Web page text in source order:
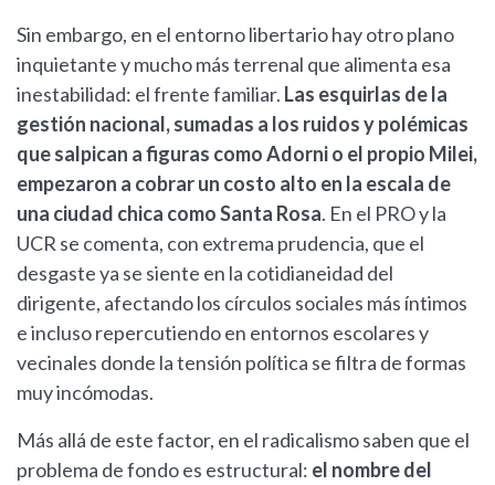
Sin embargo, en el entorno libertario hay otro plano
inquietante y mucho más terrenal que alimenta esa
inestabilidad: el frente familiar. Las esquirlas de la
gestión nacional, sumadas a los ruidos y polémicas
que salpican a figuras como Adorni o el propio Milei,
empezaron a cobrar un costo alto en la escala de
una ciudad chica como Santa Rosa. En el PRO y la
UCR se comenta, con extrema prudencia, que el
desgaste ya se siente en la cotidianeidad del
dirigente, afectando los círculos sociales más íntimos
e incluso repercutiendo en entornos escolares y
vecinales donde la tensión política se filtra de formas
muy incómodas.
Más allá de este factor, en el radicalismo saben que el
problema de fondo es estructural: el nombre del